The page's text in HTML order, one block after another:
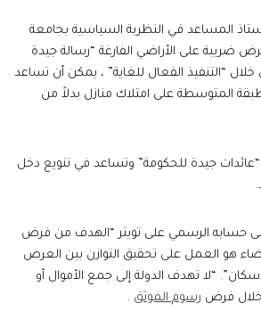
المساعد في النظرية السياسية بجامعة
ضريبة على الأراضي الفارغة “رسالة جيدة
“التنفيذ الفعال للغاية” ، يمكن أن تساعد
المتوسطة على امتلاك منازل بدلاً من
جيدة للحكومة” وتساعد في تنويع دخل
حسابه الرسمي على تويتر “الهدف من فرض
هو العمل على تحقيق التوازن بين العرض
“لا تهدف الدولة إلى جمع الأموال أو
خلال فرض رسوم الموثق .